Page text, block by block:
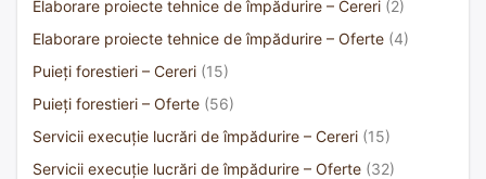
Elaborare proiecte tehnice de împădurire – Cereri (2)
Elaborare proiecte tehnice de împădurire – Oferte (4)
Puieți forestieri – Cereri (15)
Puieți forestieri – Oferte (56)
Servicii execuție lucrări de împădurire – Cereri (15)
Servicii execuție lucrări de împădurire – Oferte (32)